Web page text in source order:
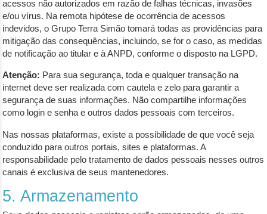
acessos não autorizados em razão de falhas técnicas, invasões
e/ou vírus. Na remota hipótese de ocorrência de acessos
indevidos, o Grupo Terra Simão tomará todas as providências para
mitigação das consequências, incluindo, se for o caso, as medidas
de notificação ao titular e à ANPD, conforme o disposto na LGPD.
Atenção: Para sua segurança, toda e qualquer transação na
internet deve ser realizada com cautela e zelo para garantir a
segurança de suas informações. Não compartilhe informações
como login e senha e outros dados pessoais com terceiros.
Nas nossas plataformas, existe a possibilidade de que você seja
conduzido para outros portais, sites e plataformas. A
responsabilidade pelo tratamento de dados pessoais nesses outros
canais é exclusiva de seus mantenedores.
5. Armazenamento